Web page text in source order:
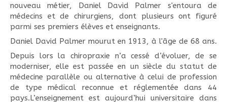
nouveau métier, Daniel David Palmer s'entoura de
médecins et de chirurgiens, dont plusieurs ont figuré
parmi ses premiers élèves et enseignants.
Daniel David Palmer mourut en 1913, à l'âge de 68 ans.
Depuis lors la chiropraxie n’a cessé d’évoluer, de se
moderniser, elle est passée en un siècle du statut de
médecine parallèle ou alternative à celui de profession
de type médical reconnue et réglementée dans 44
pays.L’enseignement est aujourd’hui universitaire dans